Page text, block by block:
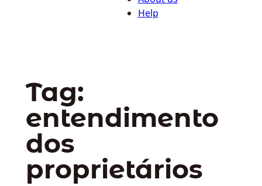
Help
Tag:
entendimento
dos
proprietários